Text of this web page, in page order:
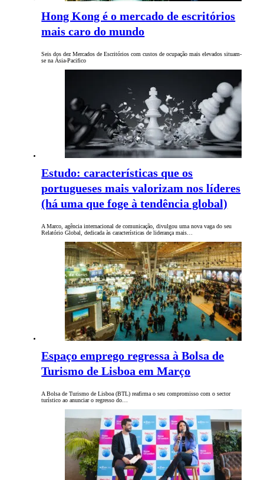
Hong Kong é o mercado de escritórios
mais caro do mundo
Seis dos dez Mercados de Escritórios com custos de ocupação mais elevados situam-
se na Ásia-Pacifico
Estudo: características que os
portugueses mais valorizam nos líderes
(há uma que foge à tendência global)
A Marco, agência internacional de comunicação, divulgou uma nova vaga do seu
Relatório Global, dedicada às características de liderança mais…
Espaço emprego regressa à Bolsa de
Turismo de Lisboa em Março
A Bolsa de Turismo de Lisboa (BTL) reafirma o seu compromisso com o sector
turístico ao anunciar o regresso do…